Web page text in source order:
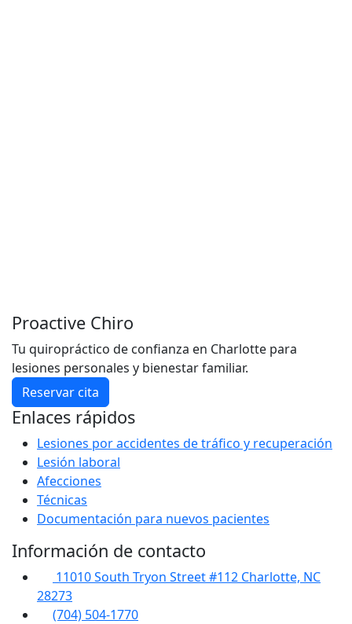
Proactive Chiro
Tu quiropráctico de confianza en Charlotte para
lesiones personales y bienestar familiar.
Reservar cita
Enlaces rápidos
Lesiones por accidentes de tráfico y recuperación
Lesión laboral
Afecciones
Técnicas
Documentación para nuevos pacientes
Información de contacto
11010 South Tryon Street #112 Charlotte, NC
28273
(704) 504-1770